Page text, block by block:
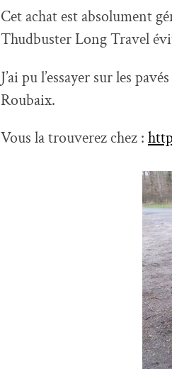
Cet achat est absolument
Thudbuster Long Travel
J’ai pu l’essayer sur les
Roubaix.
Vous la trouverez chez :